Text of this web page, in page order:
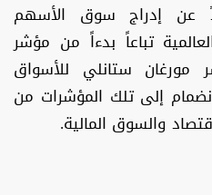
عن إدراج سوق الأسهم
تباعاً بدءاً من مؤشر
ستانلي للأسواق
إلى تلك المؤشرات من
والسوق المالية.